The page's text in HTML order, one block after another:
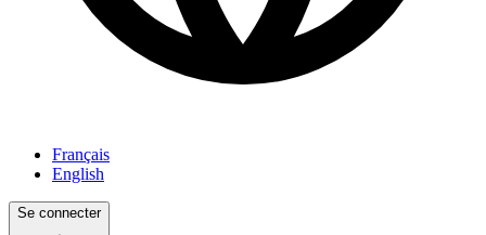
Français
English
Se connecter